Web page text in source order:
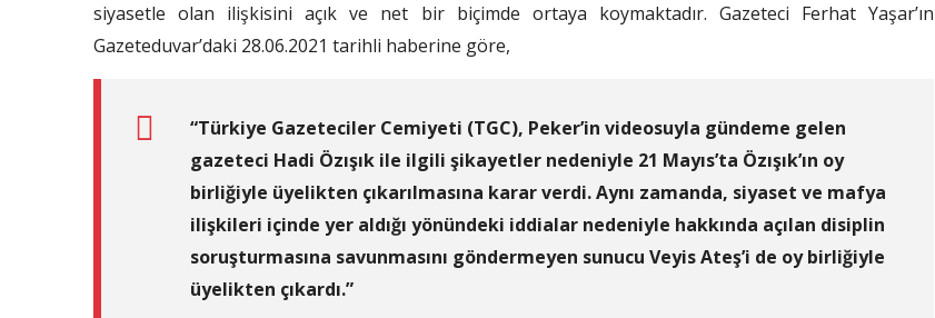
siyasetle olan ilişkisini açık ve net bir biçimde ortaya koymaktadır. Gazeteci Ferhat Yaşar’ın
Gazeteduvar’daki 28.06.2021 tarihli haberine göre,
“Türkiye Gazeteciler Cemiyeti (TGC), Peker’in videosuyla gündeme gelen
gazeteci Hadi Özışık ile ilgili şikayetler nedeniyle 21 Mayıs’ta Özışık’ın oy
birliğiyle üyelikten çıkarılmasına karar verdi. Aynı zamanda, siyaset ve mafya
ilişkileri içinde yer aldığı yönündeki iddialar nedeniyle hakkında açılan disiplin
soruşturmasına savunmasını göndermeyen sunucu Veyis Ateş’i de oy birliğiyle
üyelikten çıkardı.”